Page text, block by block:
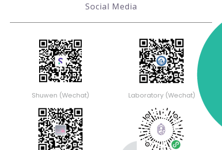
Social Media
Shuwen (Wechat) Laboratory (Wechat)